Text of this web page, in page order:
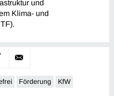
und
Klima- und
Förderung KfW